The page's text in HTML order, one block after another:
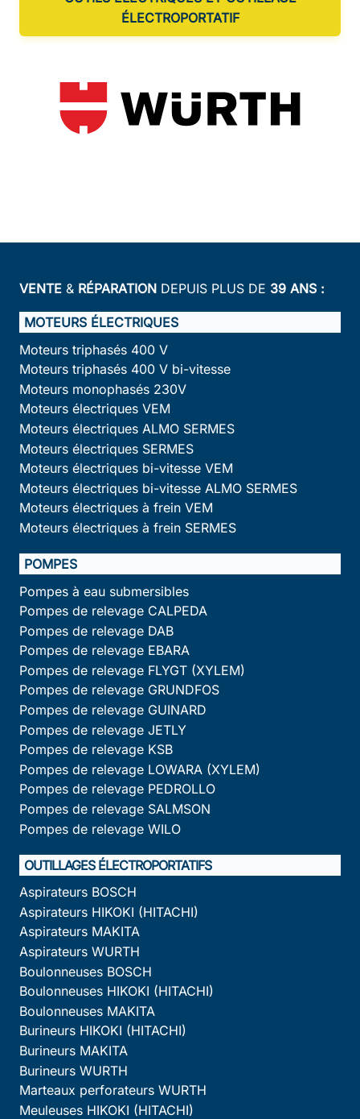
ÉLECTROPORTATIF
VENTE & RÉPARATION DEPUIS PLUS DE 39 ANS :
MOTEURS ÉLECTRIQUES
Moteurs triphasés 400 V
Moteurs triphasés 400 V bi-vitesse
Moteurs monophasés 230V
Moteurs électriques VEM
Moteurs électriques ALMO SERMES
Moteurs électriques SERMES
Moteurs électriques bi-vitesse VEM
Moteurs électriques bi-vitesse ALMO SERMES
Moteurs électriques à frein VEM
Moteurs électriques à frein SERMES
POMPES
Pompes à eau submersibles
Pompes de relevage CALPEDA
Pompes de relevage DAB
Pompes de relevage EBARA
Pompes de relevage FLYGT (XYLEM)
Pompes de relevage GRUNDFOS
Pompes de relevage GUINARD
Pompes de relevage JETLY
Pompes de relevage KSB
Pompes de relevage LOWARA (XYLEM)
Pompes de relevage PEDROLLO
Pompes de relevage SALMSON
Pompes de relevage WILO
OUTILLAGES ÉLECTROPORTATIFS
Aspirateurs BOSCH
Aspirateurs HIKOKI (HITACHI)
Aspirateurs MAKITA
Aspirateurs WURTH
Boulonneuses BOSCH
Boulonneuses HIKOKI (HITACHI)
Boulonneuses MAKITA
Burineurs HIKOKI (HITACHI)
Burineurs MAKITA
Burineurs WURTH
Marteaux perforateurs WURTH
Meuleuses HIKOKI (HITACHI)